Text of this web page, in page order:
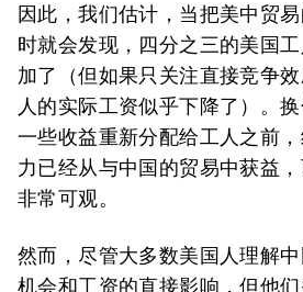
因此，我们估计，当把美中贸
时就会发现，四分之三的美国
加了（但如果只关注直接竞争
人的实际工资似乎下降了）。
一些收益重新分配给工人之前
力已经从与中国的贸易中获益
非常可观。
然而，尽管大多数美国人理解
机会和工资的直接影响，但他